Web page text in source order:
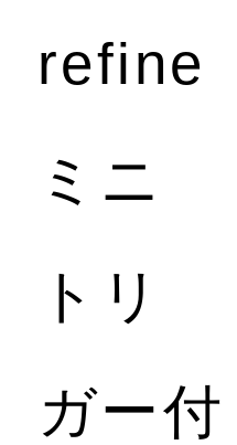
refine
ミニ
トリ
ガー付